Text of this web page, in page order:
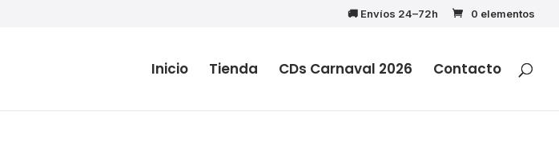
🚚 Envíos 24–72h 0 elementos
Inicio Tienda CDs Carnaval 2026 Contacto